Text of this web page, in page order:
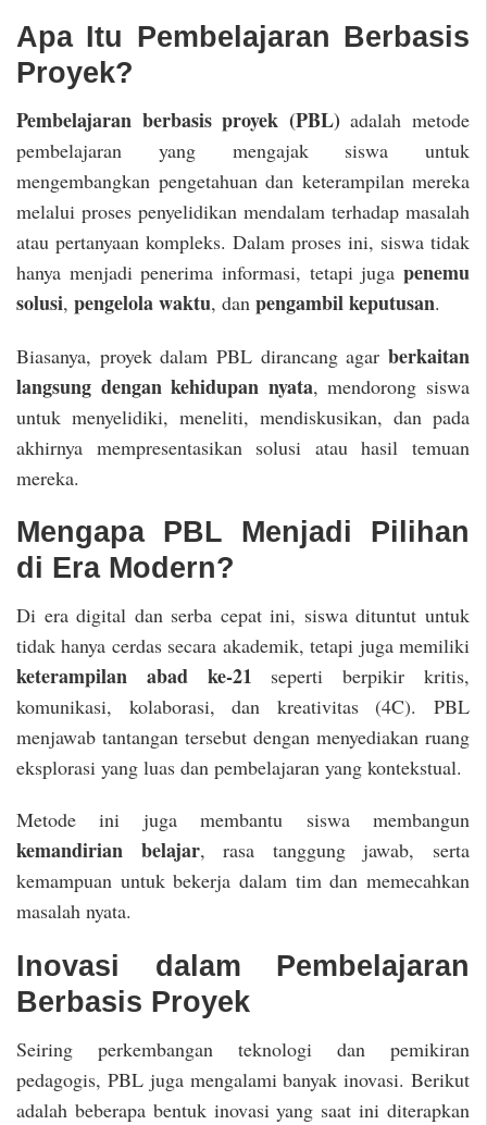
Apa Itu Pembelajaran Berbasis
Proyek?
Pembelajaran berbasis proyek (PBL) adalah metode
pembelajaran yang mengajak siswa untuk
mengembangkan pengetahuan dan keterampilan mereka
melalui proses penyelidikan mendalam terhadap masalah
atau pertanyaan kompleks. Dalam proses ini, siswa tidak
hanya menjadi penerima informasi, tetapi juga penemu
solusi, pengelola waktu, dan pengambil keputusan.
Biasanya, proyek dalam PBL dirancang agar berkaitan
langsung dengan kehidupan nyata, mendorong siswa
untuk menyelidiki, meneliti, mendiskusikan, dan pada
akhirnya mempresentasikan solusi atau hasil temuan
mereka.
Mengapa PBL Menjadi Pilihan
di Era Modern?
Di era digital dan serba cepat ini, siswa dituntut untuk
tidak hanya cerdas secara akademik, tetapi juga memiliki
keterampilan abad ke-21 seperti berpikir kritis,
komunikasi, kolaborasi, dan kreativitas (4C). PBL
menjawab tantangan tersebut dengan menyediakan ruang
eksplorasi yang luas dan pembelajaran yang kontekstual.
Metode ini juga membantu siswa membangun
kemandirian belajar, rasa tanggung jawab, serta
kemampuan untuk bekerja dalam tim dan memecahkan
masalah nyata.
Inovasi dalam Pembelajaran
Berbasis Proyek
Seiring perkembangan teknologi dan pemikiran
pedagogis, PBL juga mengalami banyak inovasi. Berikut
adalah beberapa bentuk inovasi yang saat ini diterapkan